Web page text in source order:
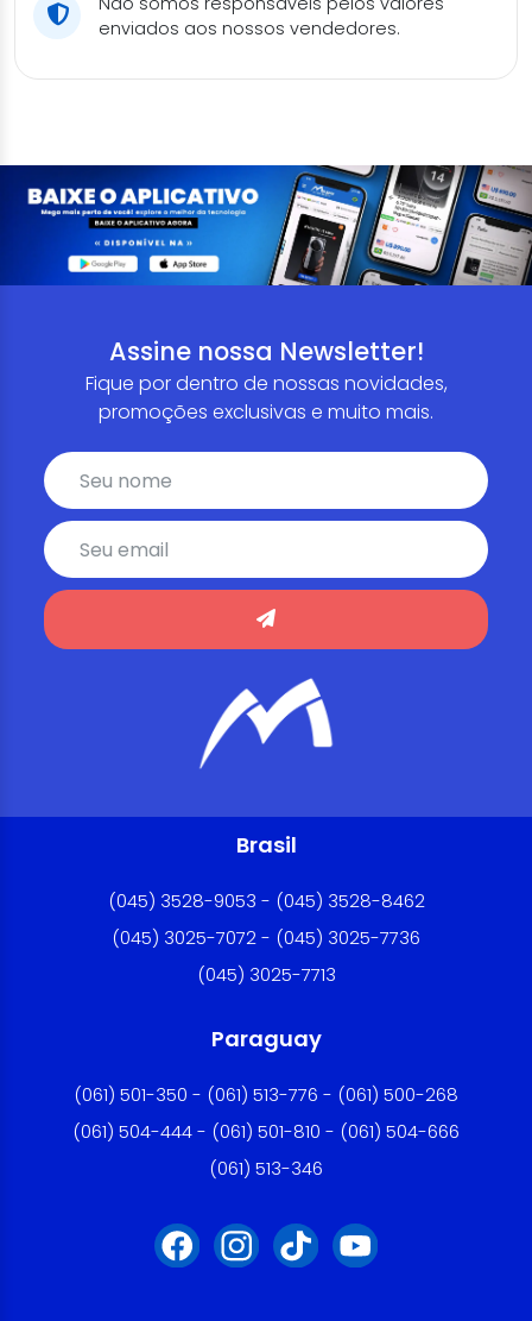
enviados aos nossos vendedores.
Assine nossa Newsletter!
Fique por dentro de nossas novidades,
promoções exclusivas e muito mais.
Brasil
(045) 3528-9053 - (045) 3528-8462
(045) 3025-7072 - (045) 3025-7736
(045) 3025-7713
Paraguay
(061) 501-350 - (061) 513-776 - (061) 500-268
(061) 504-444 - (061) 501-810 - (061) 504-666
(061) 513-346